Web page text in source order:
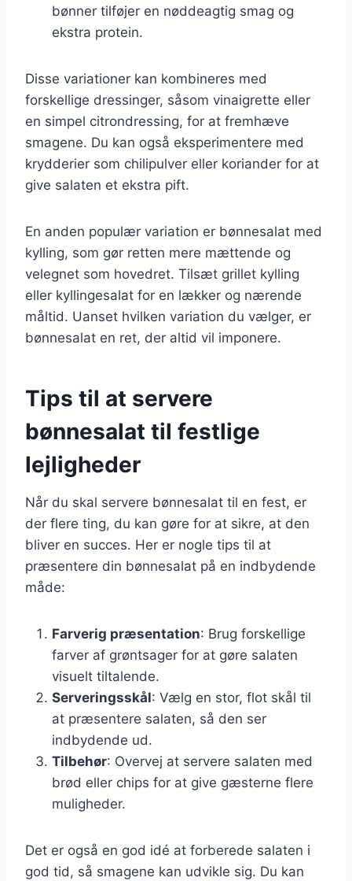
bønner tilføjer en nøddeagtig smag og
ekstra protein.
Disse variationer kan kombineres med
forskellige dressinger, såsom vinaigrette eller
en simpel citrondressing, for at fremhæve
smagene. Du kan også eksperimentere med
krydderier som chilipulver eller koriander for at
give salaten et ekstra pift.
En anden populær variation er bønnesalat med
kylling, som gør retten mere mættende og
velegnet som hovedret. Tilsæt grillet kylling
eller kyllingesalat for en lækker og nærende
måltid. Uanset hvilken variation du vælger, er
bønnesalat en ret, der altid vil imponere.
Tips til at servere
bønnesalat til festlige
lejligheder
Når du skal servere bønnesalat til en fest, er
der flere ting, du kan gøre for at sikre, at den
bliver en succes. Her er nogle tips til at
præsentere din bønnesalat på en indbydende
måde:
Farverig præsentation: Brug forskellige
farver af grøntsager for at gøre salaten
visuelt tiltalende.
Serveringsskål: Vælg en stor, flot skål til
at præsentere salaten, så den ser
indbydende ud.
Tilbehør: Overvej at servere salaten med
brød eller chips for at give gæsterne flere
muligheder.
Det er også en god idé at forberede salaten i
god tid, så smagene kan udvikle sig. Du kan